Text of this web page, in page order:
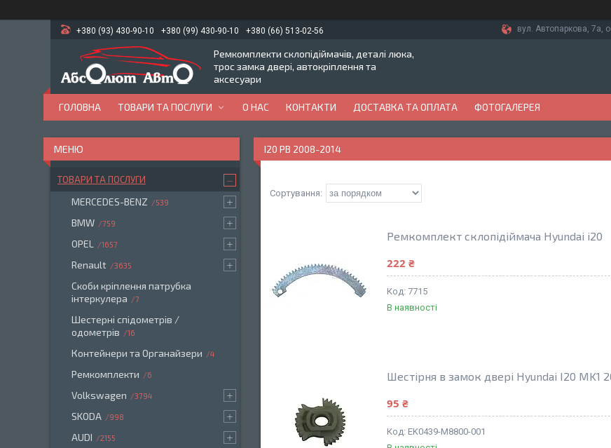
+380 (93) 430-90-10 +380 (99) 430-90-10 +380 (66) 513-02-56 вул. Автопаркова, 7а,
Ремкомплекти склопідіймачів, деталі люка,
трос замка двері, автокріплення та
аксесуари
ГОЛОВНА ТОВАРИ ТА ПОСЛУГИ О НАС КОНТАКТИ ДОСТАВКА ТА ОПЛАТА ФОТОГАЛЕРЕЯ
I20 PB 2008-2014
Ремкомплект склопідіймача Hyundai i20
222 ₴
7715
В наявності
Шестірня в замок двері Hyundai I20 MK1
95 ₴
EK0439-M8800-001
ТОВАРИ ТА ПОСЛУГИ
MERCEDES-BENZ 539
BMW 759
OPEL 1657
Renault 3635
Скоби кріплення патрубка
інтеркулера
7
Шестерні спідометрів /
одометрів
16
Контейнери та Органайзери 4
Ремкомплекти 6
Volkswagen 3794
SKODA 998
AUDI 2155